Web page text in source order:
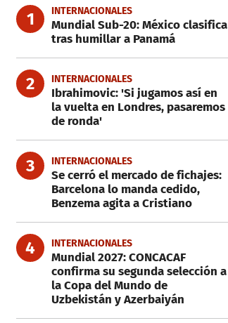
1 INTERNACIONALES
Mundial Sub-20: México clasifica
tras humillar a Panamá
2 INTERNACIONALES
Ibrahimovic: 'Si jugamos así en
la vuelta en Londres, pasaremos
de ronda'
3 INTERNACIONALES
Se cerró el mercado de fichajes:
Barcelona lo manda cedido,
Benzema agita a Cristiano
4 INTERNACIONALES
Mundial 2027: CONCACAF
confirma su segunda selección a
la Copa del Mundo de
Uzbekistán y Azerbaiyán